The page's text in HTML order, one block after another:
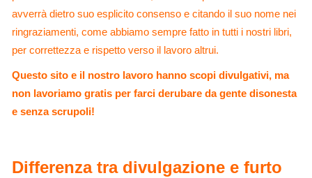
avverrà dietro suo esplicito consenso e citando il suo nome nei
ringraziamenti, come abbiamo sempre fatto in tutti i nostri libri,
per correttezza e rispetto verso il lavoro altrui.
Questo sito e il nostro lavoro hanno scopi divulgativi, ma
non lavoriamo gratis per farci derubare da gente disonesta
e senza scrupoli!
Differenza tra divulgazione e furto